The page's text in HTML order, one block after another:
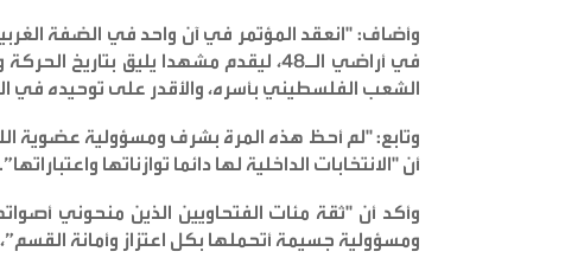
وأضاف: "انعقد المؤتمر في آن واحد في الضفة
في أراضي الـ48، ليقدم مشهدا يليق
الشعب الفلسطيني بأسره، والأقدر على توحيده في
وتابع: "لم أحظ هذه المرة بشرف ومسؤولية عضوية
أن "الانتخابات الداخلية لها دائما توازناتها واعتباراتها”.
وأكد أن "ثقة مئات الفتحاويين الذين منحوني
ومسؤولية جسيمة أتحملها بكل اعتزاز وأمانة